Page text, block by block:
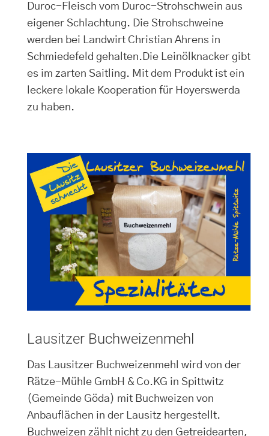
Duroc-Fleisch vom Duroc-Strohschwein aus
eigener Schlachtung. Die Strohschweine
werden bei Landwirt Christian Ahrens in
Schmiedefeld gehalten.Die Leinölknacker gibt
es im zarten Saitling. Mit dem Produkt ist ein
leckere lokale Kooperation für Hoyerswerda
zu haben.
Lausitzer Buchweizenmehl
Das Lausitzer Buchweizenmehl wird von der
Rätze-Mühle GmbH & Co.KG in Spittwitz
(Gemeinde Göda) mit Buchweizen von
Anbauflächen in der Lausitz hergestellt.
Buchweizen zählt nicht zu den Getreidearten,